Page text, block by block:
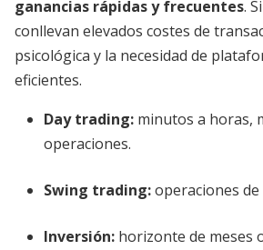
ganancias rápidas y frecuentes.
conllevan elevados costes de
psicológica y la necesidad de
eficientes.
Day trading: minutos a horas,
operaciones.
Swing trading:operaciones de
Inversión: horizonte de meses